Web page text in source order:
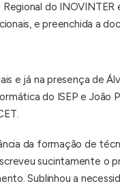
do
e preenchida a
e já na presença de
do ISEP e João
da formação de
sucintamente o
Sublinhou a